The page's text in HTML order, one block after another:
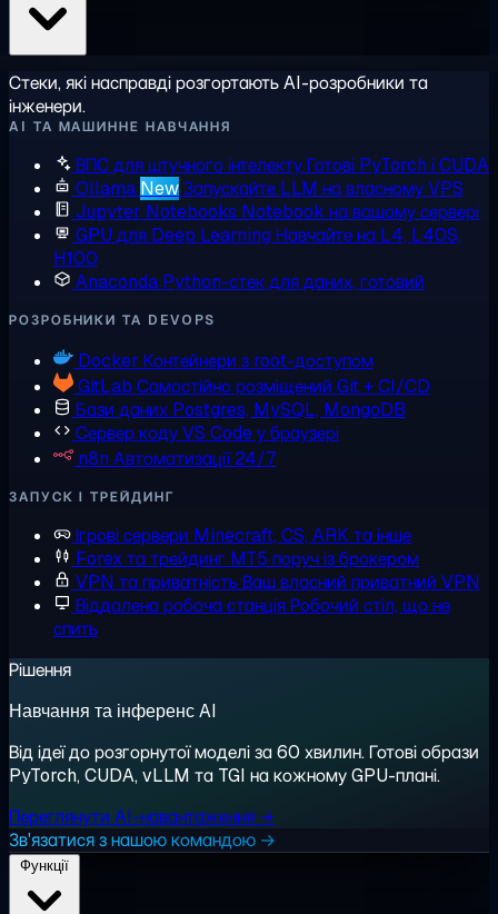
Стеки, які насправді розгортають AI-розробники та
інженери.
AI ТА МАШИННЕ НАВЧАННЯ
ВПС для штучного інтелектуГотові PyTorch і CUDA
Ollama NewЗапускайте LLM на власному VPS
Jupyter Notebooks Notebook на вашому сервері
GPU для Deep Learning Навчайте на L4, L40S,
H100
Anaconda Python-стек для даних, готовий
РОЗРОБНИКИ ТА DEVOPS
Docker Контейнери з root-доступом
GitLab Самостійно розміщений Git + CI/CD
Бази даних Postgres, MySQL, MongoDB
Сервер кодуVS Code у браузері
n8n Автоматизації 24/7
ЗАПУСК І ТРЕЙДИНГ
Ігрові сервери Minecraft, CS, ARK та інше
Forex та трейдинг MT5 поруч із брокером
VPN та приватністьВаш власний приватний VPN
Віддалена робоча станціяРобочий стіл, що не
спить
Рішення
Навчання та інференс AI
Від ідеї до розгорнутої моделі за 60 хвилин. Готові образи
PyTorch, CUDA, vLLM та TGI на кожному GPU-плані.
Переглянути AI-навантаження →
Зв'язатися з нашою командою →